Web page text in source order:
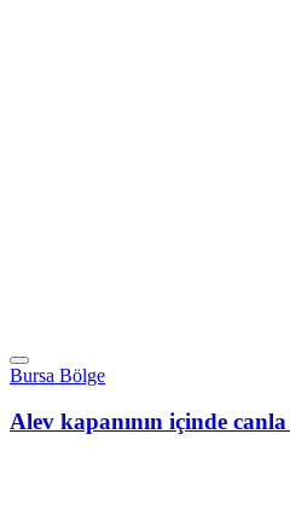
Bursa Bölge
Alev kapanının içinde